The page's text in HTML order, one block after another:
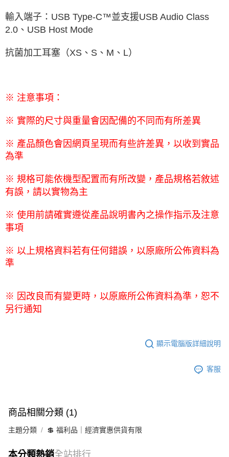
輸入端子： USB Type-C™並支援USB Audio Class
2.0 、 USB Host Mode
抗菌加工耳塞（XS 、 S 、 M 、 L）
※ 注意事項：
※ 實際的尺寸與重量會因配備的不同而有所差異
※ 產品顏色會因網頁呈現而有些許差異，以收到實品
為準
※ 規格可能依機型配置而有所改變，產品規格若敘述
有誤，請以實物為主
※ 使用前請確實遵從產品說明書內之操作指示及注意
事項
※ 以上規格資料若有任何錯誤，以原廠所公佈資料為
準
※ 因改良而有變更時，以原廠所公佈資料為準，恕不
另行通知
顯示電腦版詳細說明
客服
商品相關分類 (1)
主題分類 💲 福利品｜經濟實惠供貨有限
本分類熱銷全站排行